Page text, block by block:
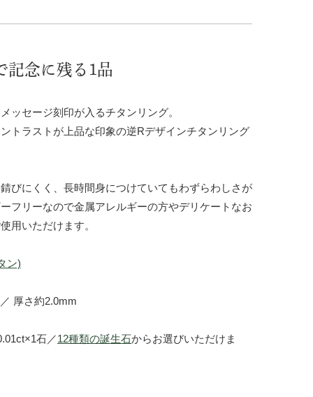
記念に残る1品
ッセージ刻印が入るチタンリング。
トラストが上品な印象の逆Rデザインチタンリング
びにくく、長時間身につけていてもわずらわしさが
フリーなので金属アレルギーの方やデリケートなお
用いただけます。
ン)
厚さ約2.0mm
石／12種類の誕生石からお選びいただけま